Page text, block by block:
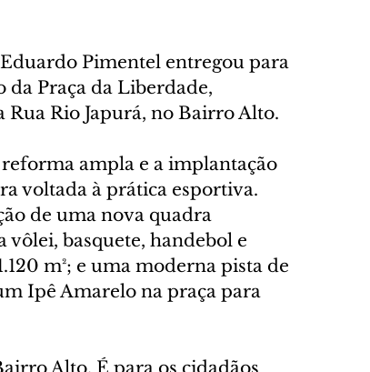
Pimentel entregou para
Praça da Liberdade,
Rua Rio Japurá, no Bairro Alto.
ampla e a implantação
voltada à prática esportiva.
de uma nova quadra
vôlei, basquete, handebol e
m²; e uma moderna pista de
Ipê Amarelo na praça para